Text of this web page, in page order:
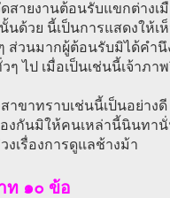
สายงานต้อนรับแขกต่างเ
นด้วย นี้เป็นการแสดงให้
ส่วนมากผู้ต้อนรับมิได้คำนึ
ๆ ไป เมื่อเป็นเช่นนี้เจ้าภ
าขาทราบเช่นนี้เป็นอย่า
งกันมิให้คนเหล่านี้นินทานั่
งเรื่องการดูแลช้างม้า
ท ๑๐ ข้อ